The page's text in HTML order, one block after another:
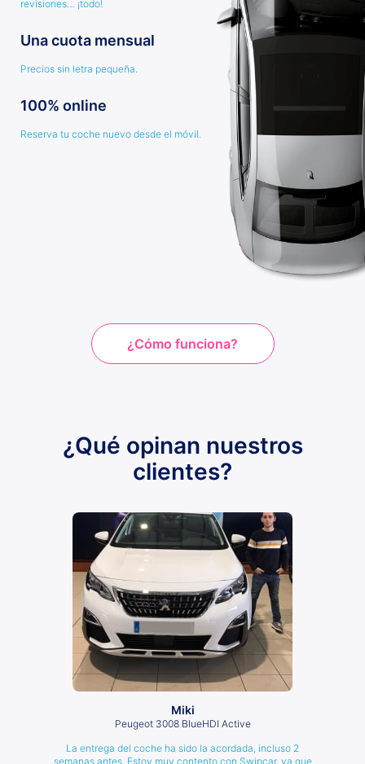
revisiones… ¡todo!
Una cuota mensual
Precios sin letra pequeña.
100% online
Reserva tu coche nuevo desde el móvil.
¿Cómo funciona?
¿Qué opinan nuestros
clientes?
Miki
Peugeot 3008 BlueHDI Active
La entrega del coche ha sido la acordada, incluso 2
semanas antes. Estoy muy contento con Swipcar, ya que